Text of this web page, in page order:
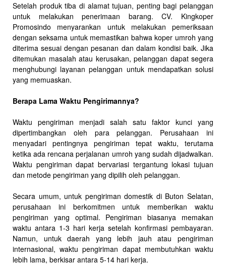
Setelah produk tiba di alamat tujuan, penting bagi pelanggan
untuk melakukan penerimaan barang. CV. Kingkoper
Promosindo menyarankan untuk melakukan pemeriksaan
dengan seksama untuk memastikan bahwa koper umroh yang
diterima sesuai dengan pesanan dan dalam kondisi baik. Jika
ditemukan masalah atau kerusakan, pelanggan dapat segera
menghubungi layanan pelanggan untuk mendapatkan solusi
yang memuaskan.
Berapa Lama Waktu Pengirimannya?
Waktu pengiriman menjadi salah satu faktor kunci yang
dipertimbangkan oleh para pelanggan. Perusahaan ini
menyadari pentingnya pengiriman tepat waktu, terutama
ketika ada rencana perjalanan umroh yang sudah dijadwalkan.
Waktu pengiriman dapat bervariasi tergantung lokasi tujuan
dan metode pengiriman yang dipilih oleh pelanggan.
Secara umum, untuk pengiriman domestik di Buton Selatan,
perusahaan ini berkomitmen untuk memberikan waktu
pengiriman yang optimal. Pengiriman biasanya memakan
waktu antara 1-3 hari kerja setelah konfirmasi pembayaran.
Namun, untuk daerah yang lebih jauh atau pengiriman
internasional, waktu pengiriman dapat membutuhkan waktu
lebih lama, berkisar antara 5-14 hari kerja.